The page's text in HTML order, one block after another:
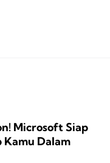
Microsoft Siap
Dalam